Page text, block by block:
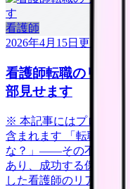
看護師
2026年4月15日 更新
看護師転職のリア
部見せます
※ 本記事にはプロモー
含まれます 「転職した
な？」——その不安、当
あり、成功する保証は
した看護師のリアルな